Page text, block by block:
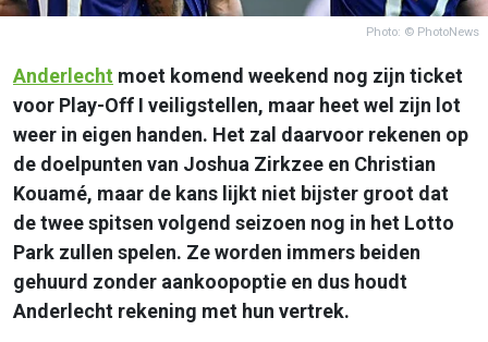
Photo: © PhotoNews
Anderlecht moet komend weekend nog zijn ticket
voor Play-Off I veiligstellen, maar heet wel zijn lot
weer in eigen handen. Het zal daarvoor rekenen op
de doelpunten van Joshua Zirkzee en Christian
Kouamé, maar de kans lijkt niet bijster groot dat
de twee spitsen volgend seizoen nog in het Lotto
Park zullen spelen. Ze worden immers beiden
gehuurd zonder aankoopoptie en dus houdt
Anderlecht rekening met hun vertrek.